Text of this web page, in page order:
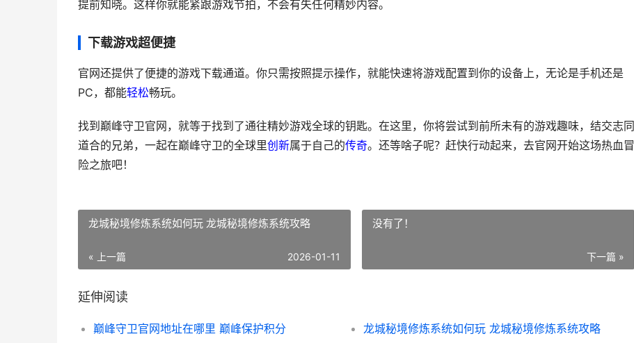
提前知晓。这样你就能紧跟游戏节拍，不会有失任何精妙内容。
下载游戏超便捷
官网还提供了便捷的游戏下载通道。你只需按照提示操作，就能快速将游戏配置到你的设备上，无论是手机还是
PC，都能轻松畅玩。
找到巅峰守卫官网，就等于找到了通往精妙游戏全球的钥匙。在这里，你将尝试到前所未有的游戏趣味，结交志同
道合的兄弟，一起在巅峰守卫的全球里创新属于自己的传奇。还等啥子呢？赶快行动起来，去官网开始这场热血冒
险之旅吧！
龙城秘境修炼系统如何玩 龙城秘境修炼系统攻略
« 上一篇 2026-01-11
没有了！
下一篇 »
延伸阅读
巅峰守卫官网地址在哪里 巅峰保护积分 龙城秘境修炼系统如何玩 龙城秘境修炼系统攻略